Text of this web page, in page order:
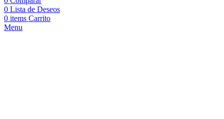
0 Lista de Deseos
0 items Carrito
Menu